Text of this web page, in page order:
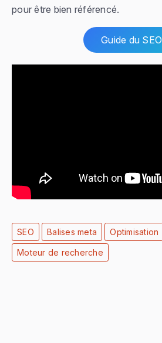
pour être bien référencé.
Guide du SEO
SEO Balises meta Optimisation
Moteur de recherche